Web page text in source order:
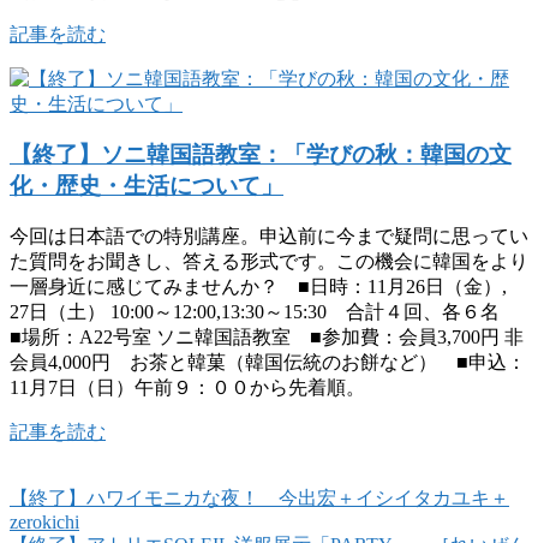
記事を読む
【終了】ソニ韓国語教室：「学びの秋：韓国の文
化・歴史・生活について」
今回は日本語での特別講座。申込前に今まで疑問に思ってい
た質問をお聞きし、答える形式です。この機会に韓国をより
一層身近に感じてみませんか？ ■日時：11月26日（金）,
27日（土） 10:00～12:00,13:30～15:30 合計４回、各６名
■場所：A22号室 ソニ韓国語教室 ■参加費：会員3,700円 非
会員4,000円 お茶と韓菓（韓国伝統のお餅など） ■申込：
11月7日（日）午前９：００から先着順。
記事を読む
【終了】ハワイモニカな夜！ 今出宏＋イシイタカユキ＋
zerokichi